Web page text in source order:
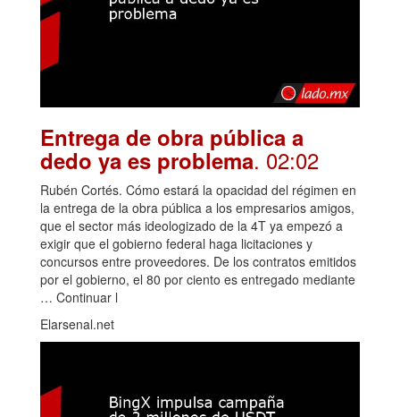
Entrega de obra pública a
dedo ya es problema. 02:02
Rubén Cortés. Cómo estará la opacidad del régimen en
la entrega de la obra pública a los empresarios amigos,
que el sector más ideologizado de la 4T ya empezó a
exigir que el gobierno federal haga licitaciones y
concursos entre proveedores. De los contratos emitidos
por el gobierno, el 80 por ciento es entregado mediante
… Continuar l
Elarsenal.net